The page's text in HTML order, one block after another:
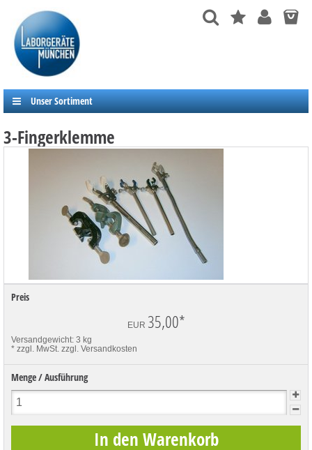
Unser Sortiment
3-Fingerklemme
Preis
EUR 35,00*
Versandgewicht: 3 kg
* zzgl. MwSt. zzgl. Versandkosten
Menge / Ausführung